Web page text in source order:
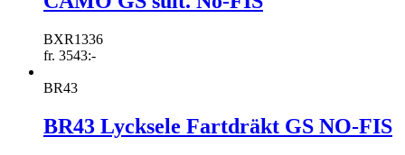
BXR1336
fr. 3543:-
BR43
BR43 Lycksele Fartdräkt GS NO-FIS